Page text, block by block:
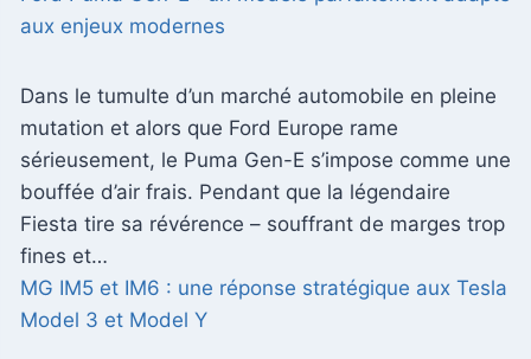
aux enjeux modernes
Dans le tumulte d’un marché automobile en pleine
mutation et alors que Ford Europe rame
sérieusement, le Puma Gen-E s’impose comme une
bouffée d’air frais. Pendant que la légendaire
Fiesta tire sa révérence – souffrant de marges trop
fines et…
MG IM5 et IM6 : une réponse stratégique aux Tesla
Model 3 et Model Y